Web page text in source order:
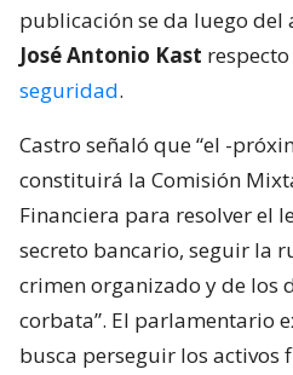
publicación se da luego
José Antonio Kast
seguridad.
Castro señaló que “el -
constituirá la Comisión
Financiera para resolver el
secreto bancario, seguir la
crimen organizado y de los
corbata”. El parlamentario
busca perseguir los activos